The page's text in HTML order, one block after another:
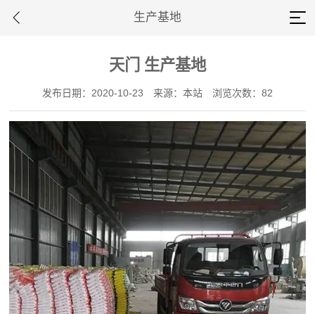
生产基地
天门 生产基地
发布日期：2020-10-23 来源：本站 浏览次数：82